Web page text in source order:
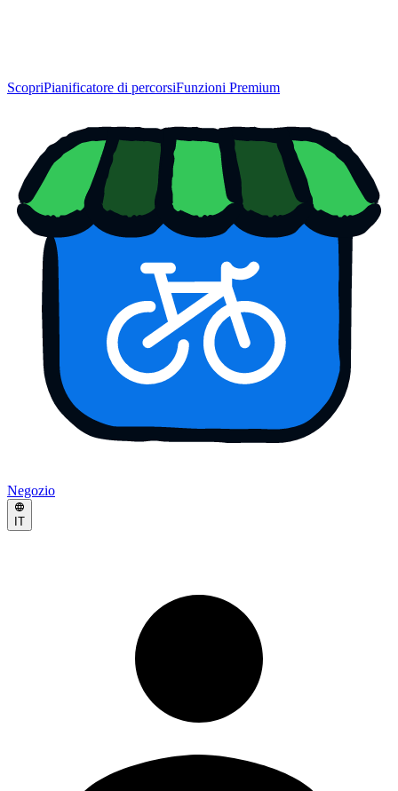
ScopriPianificatore di percorsiFunzioni Premium
Negozio
IT